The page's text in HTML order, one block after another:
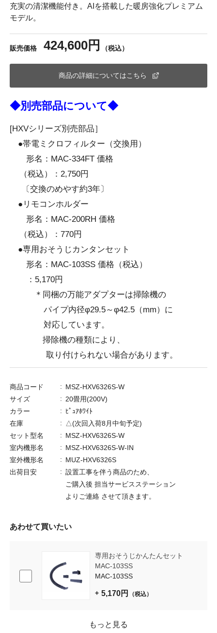
充実の清潔機能付き。AIを搭載した暖房強化プレミアム
モデル。
販売価格 424,600円 （税込）
商品の詳細についてはこちら
◆別売部品について◆
[HXVシリーズ別売部品］
●帯電ミクロフィルター（交換用）
形名：MAC-334FT 価格
（税込）：2,750円
〔交換のめやす約3年〕
●リモコンホルダー
形名：MAC-200RH 価格
（税込）：770円
●専用おそうじカンタンセット
形名：MAC-103SS 価格（税込）
：5,170円
＊同梱の万能アダプターは掃除機の
パイプ内径φ29.5～φ42.5（mm）に
対応しています。
掃除機の種類により、
取り付けられない場合があります。
商品コード
MSZ-HXV6326S-W
サイズ
20畳用(200V)
カラー
ﾋﾟｭｱﾎﾜｲﾄ
在庫
△(次回入荷8月中旬予定)
セット型名
MSZ-HXV6326S-W
室内機形名
MSZ-HXV6326S-W-IN
室外機形名
MUZ-HXV6326S
出荷目安
設置工事を伴う商品のため、
ご購入後 担当サービスステーション
よりご連絡 させて頂きます。
あわせて買いたい
専用おそうじかんたんセット
MAC-103SS
MAC-103SS
5,170円 （税込）
もっと見る